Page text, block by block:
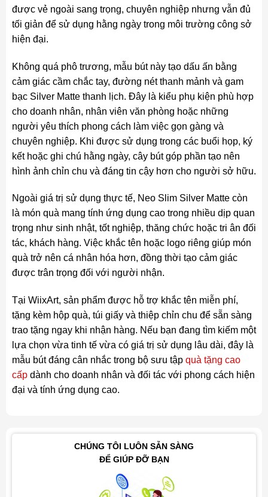
được vẻ ngoài sang trọng, chuyên nghiệp nhưng vẫn đủ
tối giản để sử dụng hằng ngày trong môi trường công sở
hiện đại.
Không quá phô trương, mẫu bút này tạo dấu ấn bằng
cảm giác cầm chắc tay, đường nét thanh mảnh và gam
bạc Silver Matte thanh lịch. Đây là kiểu phụ kiện phù hợp
cho doanh nhân, nhân viên văn phòng hoặc những
người yêu thích phong cách làm việc gọn gàng và
chuyên nghiệp. Khi được sử dụng trong các buổi họp, ký
kết hoặc ghi chú hằng ngày, cây bút góp phần tạo nên
hình ảnh chỉn chu và đáng tin cậy hơn cho người sở hữu.
Ngoài giá trị sử dụng thực tế, Neo Slim Silver Matte còn
là món quà mang tính ứng dụng cao trong nhiều dịp quan
trọng như sinh nhật, tốt nghiệp, thăng chức hoặc tri ân đối
tác, khách hàng. Việc khắc tên hoặc logo riêng giúp món
quà trở nên cá nhân hóa hơn, đồng thời tạo cảm giác
được trân trọng đối với người nhận.
Tại WiixArt, sản phẩm được hỗ trợ khắc tên miễn phí,
tặng kèm hộp quà, túi giấy và thiệp chỉn chu để sẵn sàng
trao tặng ngay khi nhận hàng. Nếu bạn đang tìm kiếm một
lựa chọn vừa tinh tế vừa có giá trị sử dụng lâu dài, đây là
mẫu bút đáng cân nhắc trong bộ sưu tập quà tặng cao
cấpdành cho doanh nhân và đối tác với phong cách hiện
đại và tính ứng dụng cao.
CHÚNG TÔI LUÔN SẴN SÀNG
ĐỂ GIÚP ĐỠ BẠN